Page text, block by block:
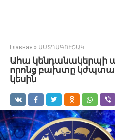
Главная » ԱՍՏՂԱԳՈՒՇԱԿ
Ահա կենդանակերպի
որոնց բախտը կժպտա
կեսին